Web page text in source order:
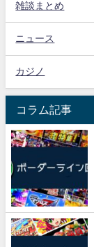
雑談まとめ
ニュース
カジノ
コラム記事